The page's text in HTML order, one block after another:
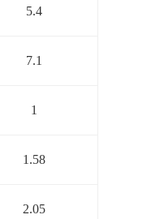
5.4
7.1
1
1.58
2.05